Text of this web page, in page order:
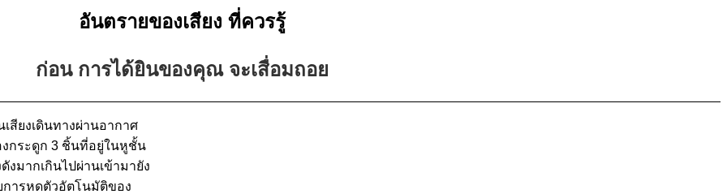
อันตรายของเสียง ที่ควรรู้
ก่อน การได้ยินของคุณ จะเสื่อมถอย
เสียงเดินทางผ่านอากาศ
งกระดูก 3 ชิ้นที่อยู่ในหูชั้น
ดังมากเกินไปผ่านเข้ามายัง
การหดตัวอัตโนมัติของ